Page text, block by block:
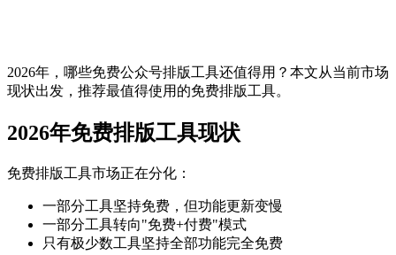
2026年，哪些免费公众号排版工具还值得用？本文从当前市场
现状出发，推荐最值得使用的免费排版工具。
2026年免费排版工具现状
免费排版工具市场正在分化：
一部分工具坚持免费，但功能更新变慢
一部分工具转向"免费+付费"模式
只有极少数工具坚持全部功能完全免费